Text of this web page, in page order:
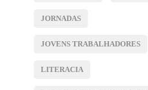
JORNADAS
JOVENS TRABALHADORES
LITERACIA